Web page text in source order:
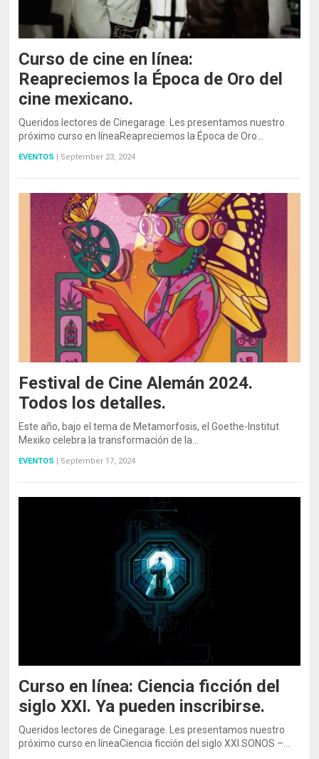
Curso de cine en línea:
Reapreciemos la Época de Oro del
cine mexicano.
Queridos lectores de Cinegarage. Les presentamos nuestro
próximo curso en líneaReapreciemos la Época de Oro…
EVENTOS September 23, 2024
Festival de Cine Alemán 2024.
Todos los detalles.
Este año, bajo el tema de Metamorfosis, el Goethe-Institut
Mexiko celebra la transformación de la…
EVENTOS | September 17, 2024
Curso en línea: Ciencia ficción del
siglo XXI. Ya pueden inscribirse.
Queridos lectores de Cinegarage. Les presentamos nuestro
próximo curso en líneaCiencia ficción del siglo XXI SONOS –…